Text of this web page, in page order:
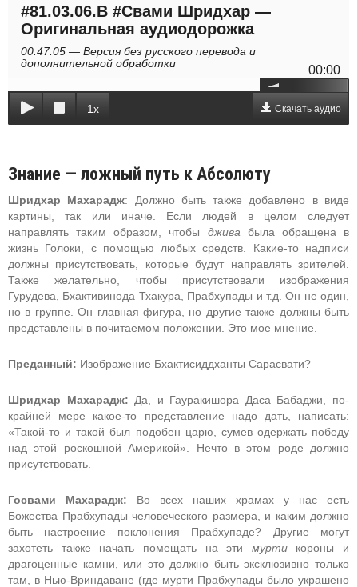
#81.03.06.B #Свами Шридхар —
Оригинальная аудиодорожка
00:47:05 — Версия без русского перевода и
дополнительной обработки
00:00
1x Скачать аудио
Знание — ложный путь к Абсолюту
Шридхар Махарадж: Должно быть также добавлено в виде
картины, так или иначе. Если людей в целом следует
направлять таким образом, чтобы джива была обращена в
жизнь Голоки, с помощью любых средств. Какие-то надписи
должны присутствовать, которые будут направлять зрителей.
Также желательно, чтобы присутствовали изображения
Гурудева, Бхактивинода Тхакура, Прабхупады и т.д. Он не один,
но в группе. Он главная фигура, но другие также должны быть
представлены в почитаемом положении. Это мое мнение.
Преданный: Изображение Бхактисиддханты Сарасвати?
Шридхар Махарадж: Да, и Гауракишора Даса Бабаджи, по-
крайней мере какое-то представление надо дать, написать:
«Такой-то и такой был подобен царю, сумев одержать победу
над этой роскошной Америкой». Нечто в этом роде должно
присутствовать.
Госвами Махарадж: Во всех наших храмах у нас есть
Божества Прабхупады человеческого размера, и каким должно
быть настроение поклонения Прабхупаде? Другие могут
захотеть также начать помещать на эти муртикороны и
драгоценные камни, или это должно быть эксклюзивно только
там, в Нью-Вриндаване (где мурти Прабхупады было украшено